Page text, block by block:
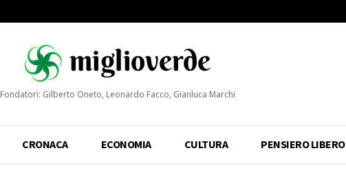
Fondatori: Gilberto Oneto, Leonardo Facco, Gianluca Marchi
CRONACA ECONOMIA CULTURA PENSIERO LIBERO